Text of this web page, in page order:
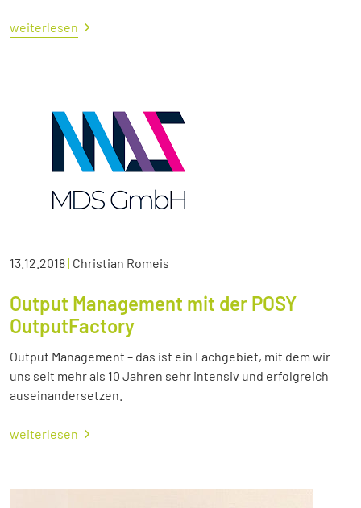
weiterlesen
13.12.2018| Christian Romeis
Output Management mit der POSY
OutputFactory
Output Management – das ist ein Fachgebiet, mit dem wir
uns seit mehr als 10 Jahren sehr intensiv und erfolgreich
auseinandersetzen.
weiterlesen